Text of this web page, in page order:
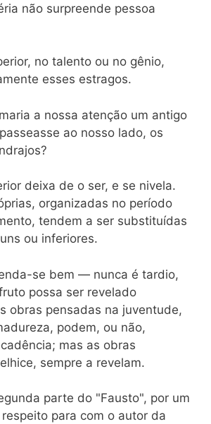
não surpreende pessoa
no talento ou no gênio,
esses estragos.
a nossa atenção um antigo
ao nosso lado, os
deixa de o ser, e se nivela.
organizadas no período
tendem a ser substituídas
ou inferiores.
se bem — nunca é tardio,
possa ser revelado
obras pensadas na juventude,
podem, ou não,
mas as obras
sempre a revelam.
parte do "Fausto", por um
para com o autor da